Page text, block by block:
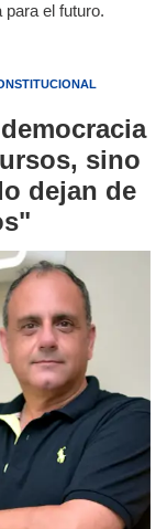
para el futuro.
sino
dejan de